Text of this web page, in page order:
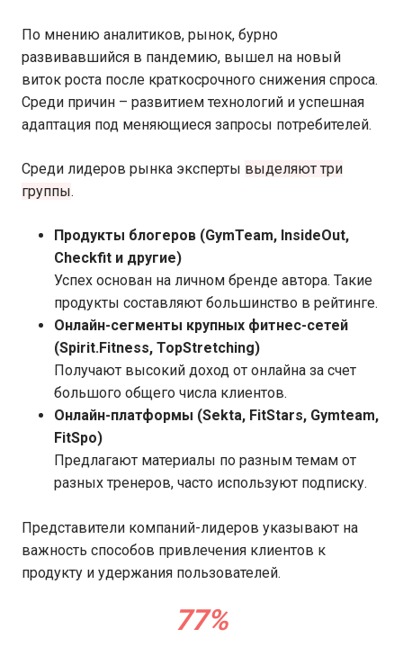
По мнению аналитиков, рынок, бурно
развивавшийся в пандемию, вышел на новый
виток роста после краткосрочного снижения спроса.
Среди причин – развитием технологий и успешная
адаптация под меняющиеся запросы потребителей.
Среди лидеров рынка эксперты выделяют три
группы.
Продукты блогеров (GymTeam, InsideOut,
Checkfit и другие)
Успех основан на личном бренде автора. Такие
продукты составляют большинство в рейтинге.
Онлайн-сегменты крупных фитнес-сетей
(Spirit.Fitness, TopStretching)
Получают высокий доход от онлайна за счет
большого общего числа клиентов.
Онлайн-платформы (Sekta, FitStars, Gymteam,
FitSpo)
Предлагают материалы по разным темам от
разных тренеров, часто используют подписку.
Представители компаний-лидеров указывают на
важность способов привлечения клиентов к
продукту и удержания пользователей.
77%